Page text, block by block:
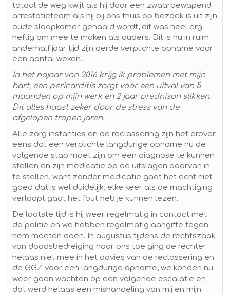
totaal de weg kwijt als hij door een zwaarbewapend
arrestatieteam als hij bij ons thuis op bezoek is uit zijn
oude slaapkamer gehaald wordt, dit was heel erg
heftig om mee te maken als ouders. Dit is nu in ruim
anderhalf jaar tijd zijn derde verplichte opname voor
een aantal weken.
In het najaar van 2016 krijg ik problemen met mijn
hart, een pericarditis zorgt voor een uitval van 5
maanden op mijn werk en 2 jaar prednison slikken.
Dit alles haast zeker door de stress van de
afgelopen tropen jaren.
Alle zorg instanties en de reclassering zijn het erover
eens dat een verplichte langdurige opname nu de
volgende stap moet zijn om een diagnose te kunnen
stellen en zijn medicatie op de uitslagen daarvan in
te stellen, want zonder medicatie gaat het echt niet
goed dat is wel duidelijk, elke keer als de machtiging
verloopt gaat het fout heb je kunnen lezen..
De laatste tijd is hij weer regelmatig in contact met
de politie en we hebben regelmatig aangifte tegen
hem moeten doen. In augustus tijdens de rechtszaak
van doodsbedreiging naar ons toe ging de rechter
helaas niet mee in het advies van de reclassering en
de GGZ voor een langdurige opname, we konden nu
weer gaan wachten op een volgende escalatie en
dat werd helaas een mishandeling van mij en mijn